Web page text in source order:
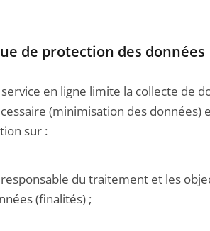
de protection des données
en ligne limite la collecte de
(minimisation des données)
sur :
du traitement et les
(finalités) ;